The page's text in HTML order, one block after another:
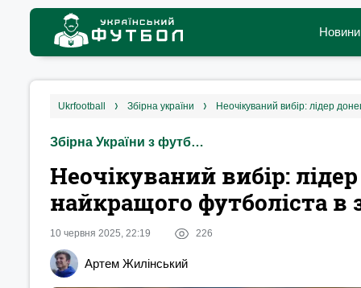
Новини
ukrfootball збірна україни Неочікуваний вибір: лідер
Збірна України з футболу
Неочікуваний вибір:
найкращого футболіста в
10 червня 2025, 22:19 226
Артем Жилінський